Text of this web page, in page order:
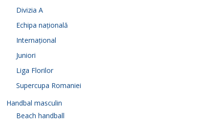
Divizia A
Echipa națională
Internațional
Juniori
Liga Florilor
Supercupa Romaniei
Handbal masculin
Beach handball